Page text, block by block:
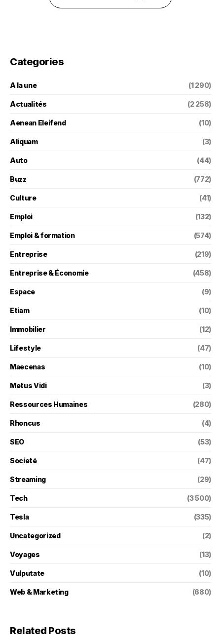
Categories
A la une (1 290)
Actualités (2 258)
Aenean Eleifend (10)
Aliquam (3)
Auto (44)
Buzz (772)
Culture (41)
Emploi (132)
Emploi & formation (574)
Entreprise (219)
Entreprise & Économie (458)
Espace (9)
Etiam (10)
Immobilier (12)
Lifestyle (47)
Maecenas (10)
Metus Vidi (3)
Ressources Humaines (280)
Rhoncus (4)
SEO (53)
Societé (47)
Streaming (29)
Tech (3 500)
Tesla (335)
Uncategorized (2)
Voyages (13)
Vulputate (10)
Web & Marketing (680)
Related Posts